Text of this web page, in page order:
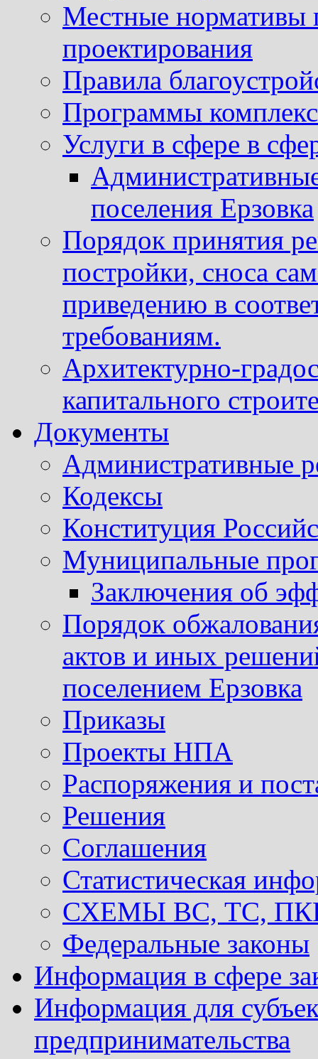
Местные нормативы
проектирования
Правила
Программы
Услуги в сфере в
поселения Ерзовка
Порядок принятия
постройки, сноса
приведению в
требованиям.
Архитектурно-
капитального
Документы
Административные
Кодексы
Конституция
Муниципальные
Заключения об
Порядок
актов и иных
поселением Ерзовка
Приказы
Проекты НПА
Распоряжения и
Решения
Соглашения
Статистическая
СХЕМЫ ВС, ТС, ПКР
Федеральные законы
Информация в сфере
Информация для
предпринимательства